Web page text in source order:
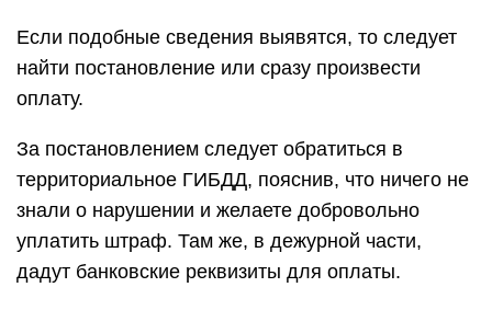
Если подобные сведения выявятся, то следует
найти постановление или сразу произвести
оплату.
За постановлением следует обратиться в
территориальное ГИБДД, пояснив, что ничего не
знали о нарушении и желаете добровольно
уплатить штраф. Там же, в дежурной части,
дадут банковские реквизиты для оплаты.